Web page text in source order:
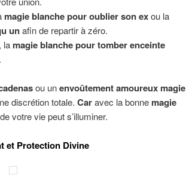
magie blanche pour oublier son exou la
unafin de repartir à zéro.
la magie blanche pour tomber enceinte
ou unenvoûtement amoureux magie
discrétion totale. Caravec la bonne magie
votre vie peut s’illuminer.
et Protection Divine